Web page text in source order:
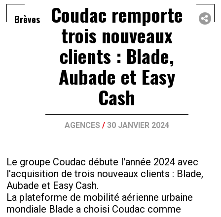
Brèves Coudac remporte
trois nouveaux
clients : Blade,
Aubade et Easy
Cash
AGENCES / 30 JANVIER 2024
Le groupe Coudac débute l'année 2024 avec
l'acquisition de trois nouveaux clients : Blade,
Aubade et Easy Cash.
La plateforme de mobilité aérienne urbaine
mondiale Blade a choisi Coudac comme